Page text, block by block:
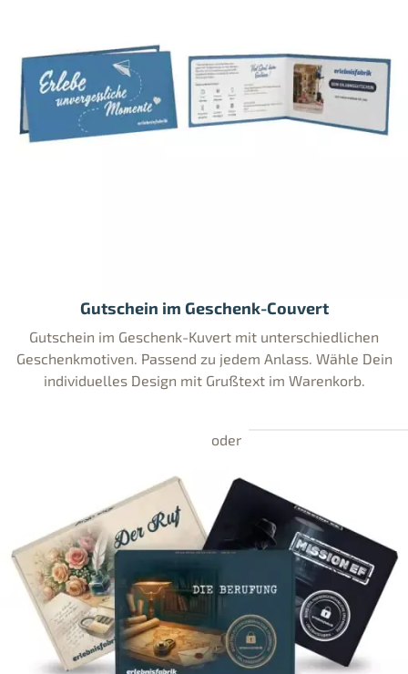
Gutschein im Geschenk-Couvert
Gutschein im Geschenk-Kuvert mit unterschiedlichen
Geschenkmotiven. Passend zu jedem Anlass. Wähle Dein
individuelles Design mit Grußtext im Warenkorb.